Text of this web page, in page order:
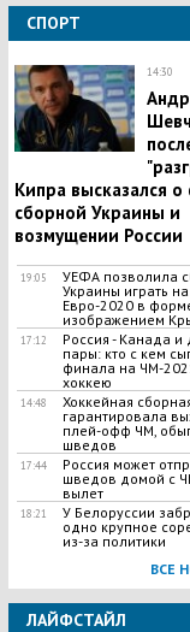
СПОРТ
14:30
Кипра высказался
сборной Украины и
возмущении России
19:05
УЕФА позволила
Украины играть на
Евро-2020 в
изображением
17:12
Россия - Канада и
пары: кто с кем
финала на ЧМ-
хоккею
14:48
Хоккейная
гарантировала
плей-офф ЧМ,
шведов
17:44
Россия может
шведов домой с
вылет
18:21
У Белоруссии
одно крупное
из-за политики
ВСЕ
ЛАЙФСТАЙЛ